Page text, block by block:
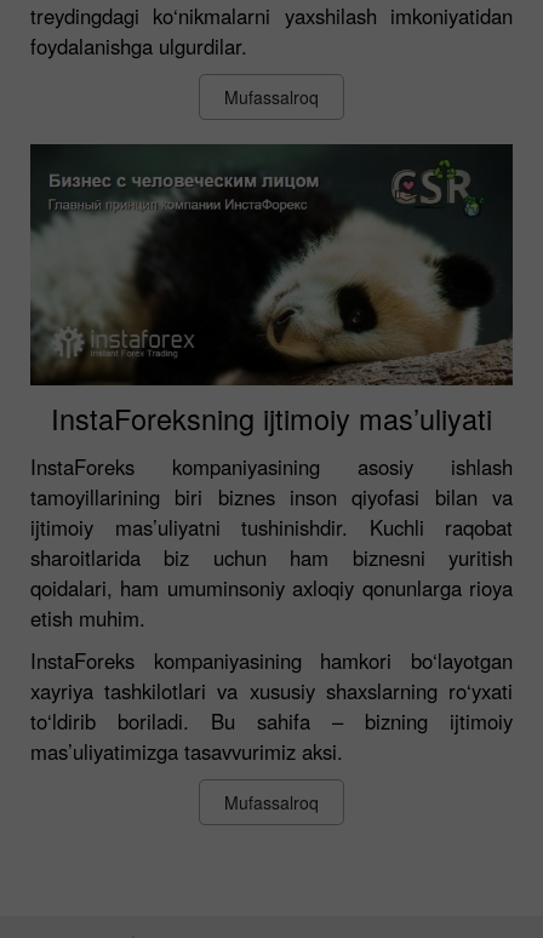
treydingdagi ko‘nikmalarni yaxshilash imkoniyatidan
foydalanishga ulgurdilar.
Mufassalroq
InstaForeksning ijtimoiy mas’uliyati
InstaForeks kompaniyasining asosiy ishlash
tamoyillarining biri biznes inson qiyofasi bilan va
ijtimoiy mas’uliyatni tushinishdir. Kuchli raqobat
sharoitlarida biz uchun ham biznesni yuritish
qoidalari, ham umuminsoniy axloqiy qonunlarga rioya
etish muhim.
InstaForeks kompaniyasining hamkori bo‘layotgan
xayriya tashkilotlari va xususiy shaxslarning ro‘yxati
to‘ldirib boriladi. Bu sahifa – bizning ijtimoiy
mas’uliyatimizga tasavvurimiz aksi.
Mufassalroq